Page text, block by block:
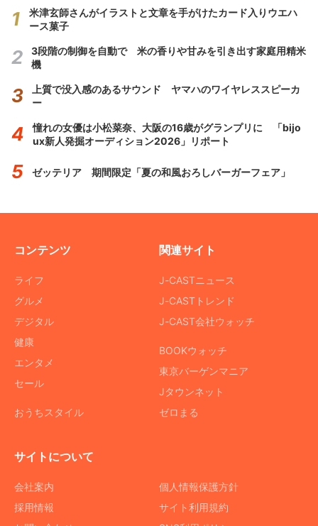
米津玄師さんがイラストと文章を手がけたカード入りウエハ
ース菓子
3段階の制御を自動で 米の香りや甘みを引き出す家庭用精米
機
上質で没入感のあるサウンド ヤマハのワイヤレススピーカ
ー
憧れの女優は小松菜奈、大阪の16歳がグランプリに 「bijo
ux新人発掘オーディション2026」リポート
ゼッテリア 期間限定「夏の和風おろしバーガーフェア」
コンテンツ
ライフ
グルメ
デジタル
健康
エンタメ
セール
おうちスタイル
関連サイト
J-CASTニュース
J-CASTトレンド
J-CAST会社ウォッチ
BOOKウォッチ
東京バーゲンマニア
Jタウンネット
ゼロまる
サイトについて
会社案内
採用情報
個人情報保護方針
サイト利用規約